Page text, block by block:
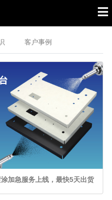
客户事例
加急服务上线，最快5天出货